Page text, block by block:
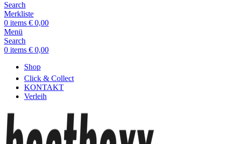
Search
Merkliste
0 items € 0,00
Menü
Search
0 items € 0,00
Shop
Click & Collect
KONTAKT
Verleih